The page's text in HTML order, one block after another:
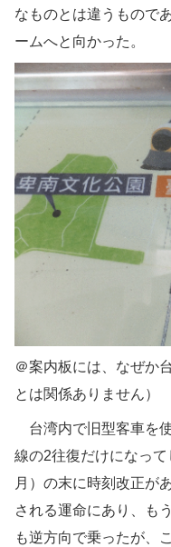
なものとは違うもので
ームへと向かった。
＠案内板には、なぜか
とは関係ありません）
台湾内で旧型客車を
線の2往復だけになっ
月）の末に時刻改正が
される運命にあり、も
も逆方向で乗ったが、